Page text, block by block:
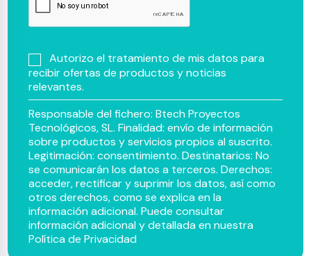
Autorizo el tratamiento de mis datos para
recibir ofertas de productos y noticias
relevantes.
Responsable del fichero: Btech Proyectos
Tecnológicos, SL. Finalidad: envío de información
sobre productos y servicios propios al suscrito.
Legitimación: consentimiento. Destinatarios: No
se comunicarán los datos a terceros. Derechos:
acceder, rectificar y suprimir los datos, así como
otros derechos, como se explica en la
información adicional. Puede consultar
información adicional y detallada en nuestra
Política de Privacidad